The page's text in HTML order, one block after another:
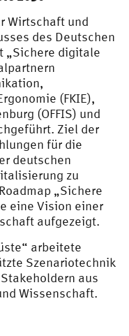
Wirtschaft und
des Deutschen
„Sichere digitale
(FKIE),
(OFFIS) und
Ziel der
für die
deutschen
zu
„Sichere
eine Vision einer
aufgezeigt.
arbeitete
Szenariotechnik
aus
Wissenschaft.